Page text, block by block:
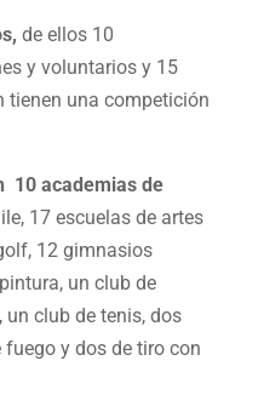
de ellos 10
y voluntarios y 15
tienen una competición
10 academias de
17 escuelas de artes
12 gimnasios
un club de
un club de tenis, dos
y dos de tiro con